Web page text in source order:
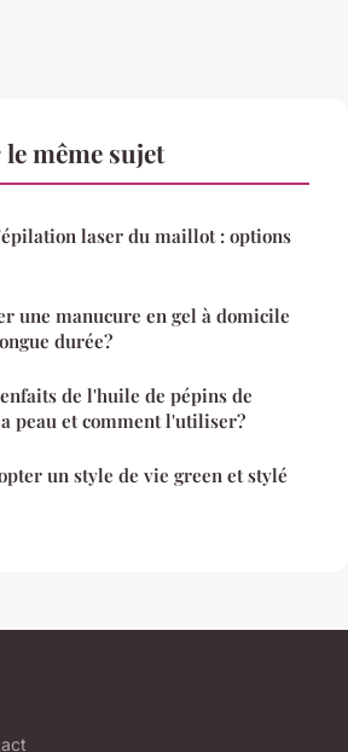
même sujet
laser du maillot : options
une manucure en gel à domicile
durée?
de l'huile de pépins de
peau et comment l'utiliser?
un style de vie green et stylé